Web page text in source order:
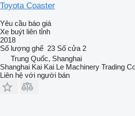
Toyota Coaster
Yêu cầu báo giá
Xe buýt liên tỉnh
2018
Số lượng ghế 23 Số cửa 2
Trung Quốc, Shanghai
Shanghai Kai Kai Le Machinery Trading
Liên hệ với người bán